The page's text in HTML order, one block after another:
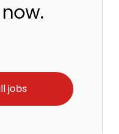
jobs